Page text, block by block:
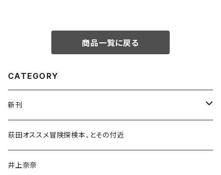
商品一覧に戻る
CATEGORY
新刊
和書
文学・小説・物語
荻田オススメ冒険探検本、とその付近
井上奈奈